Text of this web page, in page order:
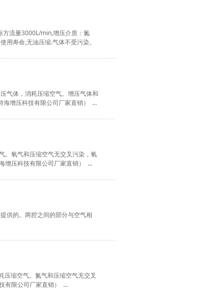
方流量3000L/min,增压介质：氮
寿命,无油压缩.气体不受污染。
气体，消耗压缩空气。增压气体和
海增压科技有限公司厂家直销） ...
。氧气和压缩空气无交叉污染，氧
增压科技有限公司厂家直销） ...
供的。两腔之间的部分与空气相
压缩空气。氮气和压缩空气无交叉
有限公司厂家直销） ...